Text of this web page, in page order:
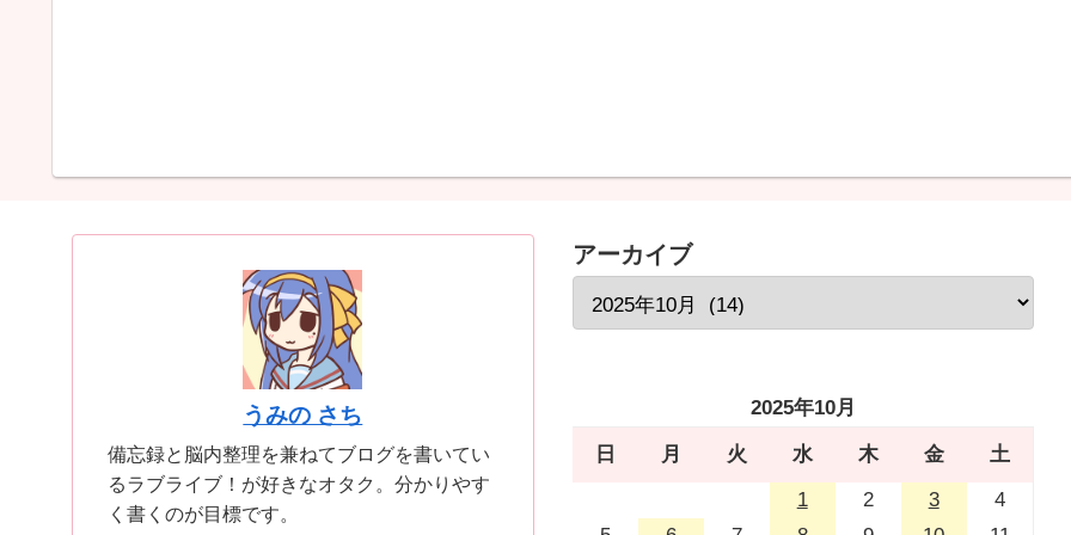
うみの さち
備忘録と脳内整理を兼ねてブログを書いてい
るラブライブ！が好きなオタク。分かりやす
く書くのが目標です。
アーカイブ
2025年10月
日 月 火 水 木 金
土
1
2 3
4